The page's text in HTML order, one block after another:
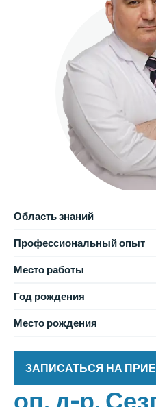
оп. д-р.
Область знаний
Профессиональный опыт
Место работы
Год рождения
Место рождения
ЗАПИСАТЬСЯ НА